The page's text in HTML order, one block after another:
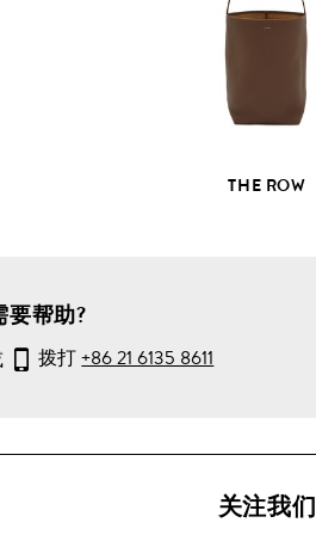
THE ROW
部
情
要帮助?
拨打+86 21 6135 8611
关注我们